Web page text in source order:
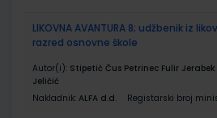
LIKOVNA AVANTURA 8; udžbenik iz
razred osnovne škole
Autor(i): Stipetić Čus Petrinec Fulir
Jeličić
Nakladnik: ALFA d.d. Registarski broj